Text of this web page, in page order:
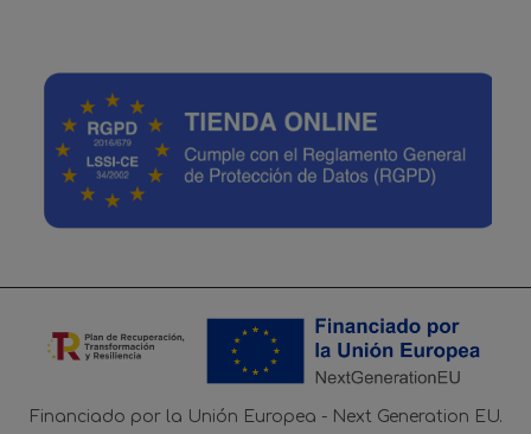
Financiado por la Unión Europea - Next Generation EU.